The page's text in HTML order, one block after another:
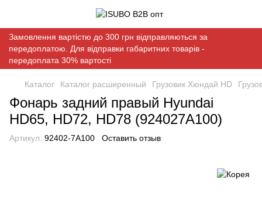
Замовлення вартістю до 300 грн відправляються за
передоплатою. Для відправки габаритних товарів -
передоплата 30% вартості
Каталог Каталог расширенный Грузовик Хюндай HD
Фонарь задний правый Hyundai
HD65, HD72, HD78 (924027A100)
Артикул: 92402-7A100 Оставить отзыв